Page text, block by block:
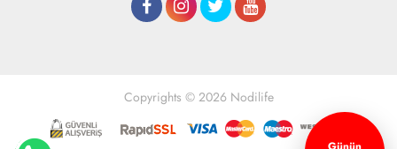
Copyrights © 2026 Nodilife